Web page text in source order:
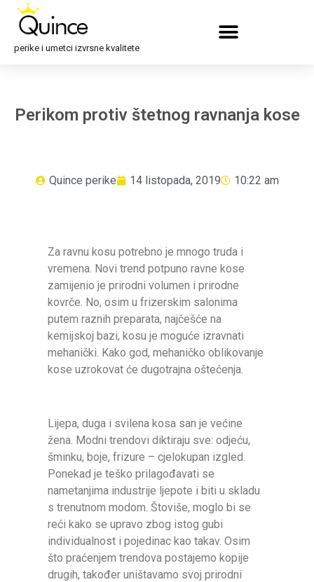
perike i umetci izvrsne kvalitete
Perikom protiv štetnog ravnanja kose
Quince perike 14 listopada, 2019 10:22 am
Za ravnu kosu potrebno je mnogo truda i
vremena. Novi trend potpuno ravne kose
zamijenio je prirodni volumen i prirodne
kovrče. No, osim u frizerskim salonima
putem raznih preparata, najčešće na
kemijskoj bazi, kosu je moguće izravnati
mehanički. Kako god, mehaničko oblikovanje
kose uzrokovat će dugotrajna oštećenja.
Lijepa, duga i svilena kosa san je većine
žena. Modni trendovi diktiraju sve: odjeću,
šminku, boje, frizure – cjelokupan izgled.
Ponekad je teško prilagođavati se
nametanjima industrije ljepote i biti u skladu
s trenutnom modom. Štoviše, moglo bi se
reći kako se upravo zbog istog gubi
individualnost i pojedinac kao takav. Osim
što praćenjem trendova postajemo kopije
drugih, također uništavamo svoj prirodni